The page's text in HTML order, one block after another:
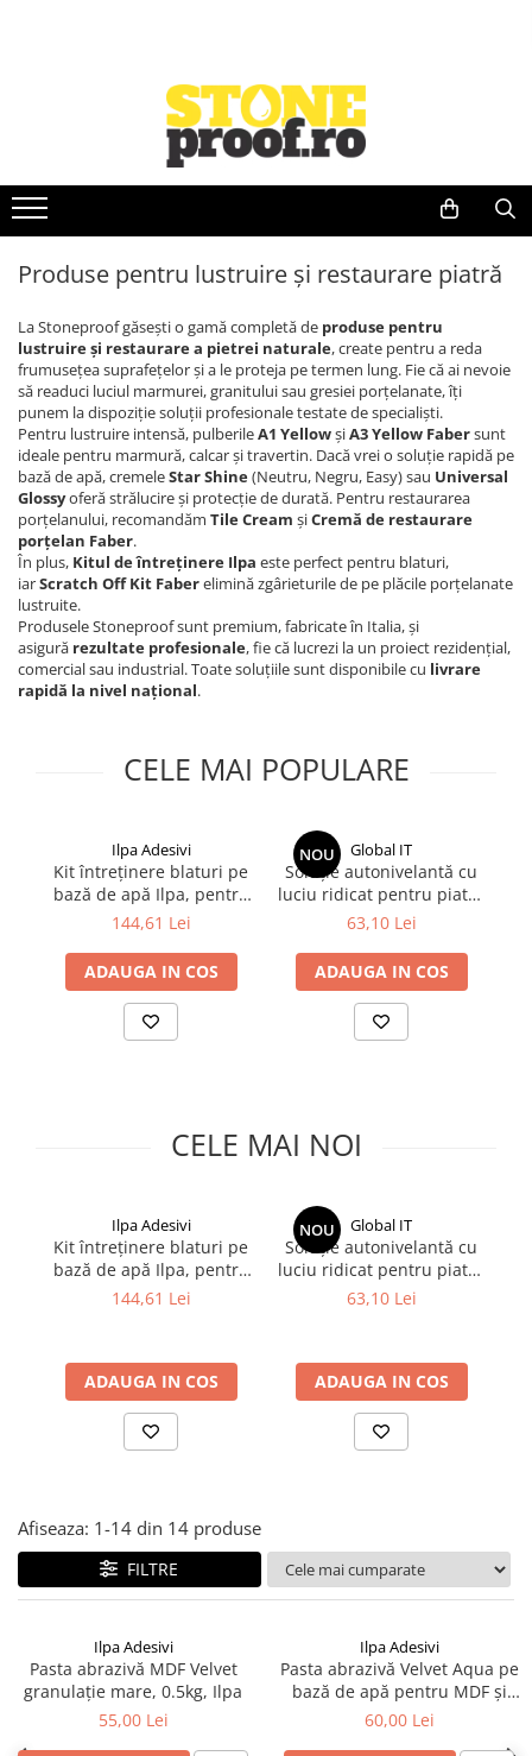
Impermeabilizant efect uscat
Impermeabilizanti cu efect umed
Impermeabilizanti ECO pe baza de
apa
Mastic lichid pentru lipire si
Mastic solid pentru lipire si
restaurare
Ceara solida pentru piatra
naturală
Detergenti Ph acid
Detergenti Ph alcalin
Detergenti Ph neutru - curățare
zilnică
Creme de lustruire și restaurare
Kituri de întreținere și restaurare
Paste abrazive și soluții speciale
Pulberi de lustruire
Degresanți si solvenți pentru
Solutii anti-alunecare pentru
pardoseala
colorate
si oxidărilor
Produse pentru lustruire și restaurare piatră
La Stoneproof găsești o gamă completă de produse pentru
lustruire și restaurare a pietrei naturale, create pentru a reda
frumusețea suprafețelor și a le proteja pe termen lung. Fie că ai nevoie
să readuci luciul marmurei, granitului sau gresiei porțelanate, îți
punem la dispoziție soluții profesionale testate de specialiști.
Pentru lustruire intensă, pulberileA1 YellowșiA3 Yellow Fabersunt
ideale pentru marmură, calcar și travertin. Dacă vrei o soluție rapidă pe
bază de apă, cremeleStar Shine(Neutru, Negru, Easy) sau Universal
Glossyoferă strălucire și protecție de durată. Pentru restaurarea
porțelanului, recomandăm Tile Cream șiCremă de restaurare
porțelan Faber.
În plus, Kitul de întreținere Ilpa este perfect pentru blaturi,
iarScratch Off Kit Faberelimină zgârieturile de pe plăcile porțelanate
lustruite.
Produsele Stoneproof sunt premium, fabricate în Italia, și
asigură rezultate profesionale, fie că lucrezi la un proiect rezidențial,
comercial sau industrial. Toate soluțiile sunt disponibile cu livrare
rapidă la nivel național.
CELE MAI POPULARE
Ilpa Adesivi
Kit întreținere blaturi pe
bază de apă Ilpa, pentru
marmură, granit și gresie
144,61 Lei
ADAUGA IN COS
NOU Global IT
Soluție autonivelantă cu
luciu ridicat pentru piatră
naturală (High Lux), 750
63,10 Lei
ADAUGA IN COS
CELE MAI NOI
Ilpa Adesivi
Kit întreținere blaturi pe
bază de apă Ilpa, pentru
marmură, granit și gresie
144,61 Lei
ADAUGA IN COS
NOU Global IT
Soluție autonivelantă cu
luciu ridicat pentru piatră
naturală (High Lux), 750
63,10 Lei
ADAUGA IN COS
Afiseaza: 1-14 din 14 produse
FILTRE
Ilpa Adesivi
Pasta abrazivă MDF Velvet
granulație mare, 0.5kg, Ilpa
55,00 Lei
Ilpa Adesivi
Pasta abrazivă Velvet Aqua pe
bază de apă pentru MDF și
vopsea auto, 0.5kg, Ilpa
60,00 Lei